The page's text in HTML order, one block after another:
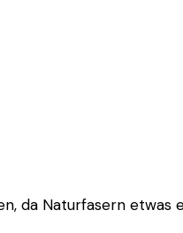
da Naturfasern etwas